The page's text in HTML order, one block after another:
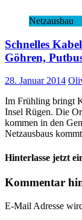
Netzausbau
Schnelles
Göhren,
28. Januar 2014
Im Frühling bringt
Insel Rügen. Die
kommen in den
Netzausbaus
Hinterlasse jetzt
Kommentar
E-Mail Adresse